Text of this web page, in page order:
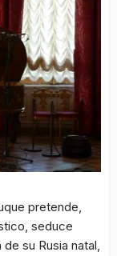
pretende,
seduce
su Rusia natal,